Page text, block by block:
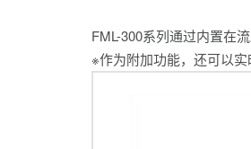
FML-300系列通过内置在
※作为附加功能，还可以实